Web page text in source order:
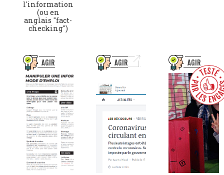
l'information
(ou en
anglais "fact-
checking")
AGIR AGIR AGIR